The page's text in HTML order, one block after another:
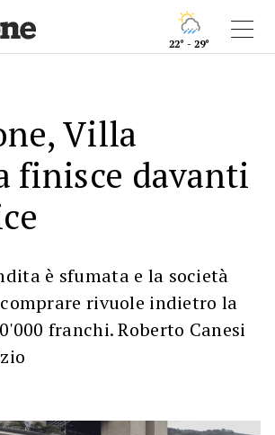
22° - 29°
Villa
finisce davanti
è sfumata e la società
rivuole indietro la
franchi. Roberto Canesi